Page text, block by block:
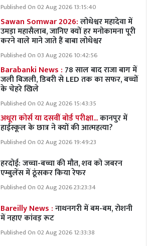
Published On 02 Aug 2026 13:15:40
Sawan Somwar 2026:लोधेश्वर महादेवा में
उमड़ा महासैलाब, जानिए क्यों हर मनोकामना पूरी
करने वाले माने जाते हैं बाबा लोधेश्वर
Published On 03 Aug 2026 10:42:56
Barabanki News : 78 साल बाद राजा बाग में
जली बिजली, डिबरी से LED तक का सफर, बच्चों
के चेहरे खिले
Published On 02 Aug 2026 15:43:35
अधूरा कोर्स या दसवीं बोर्ड परीक्षा...कानपुर में
हाईस्कूल के छात्र ने क्यों की आत्महत्या?
Published On 02 Aug 2026 19:49:23
हरदोई: जच्चा-बच्चा की मौत, शव को जबरन
एम्बुलेंस में ठूंसकर किया रेफर
Published On 02 Aug 2026 23:23:34
Bareilly News :नाथनगरी में बम-बम, रोशनी
में नहाए कांवड़ रूट
Published On 02 Aug 2026 12:33:38